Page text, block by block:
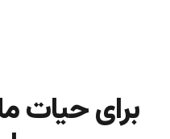
برای حیات